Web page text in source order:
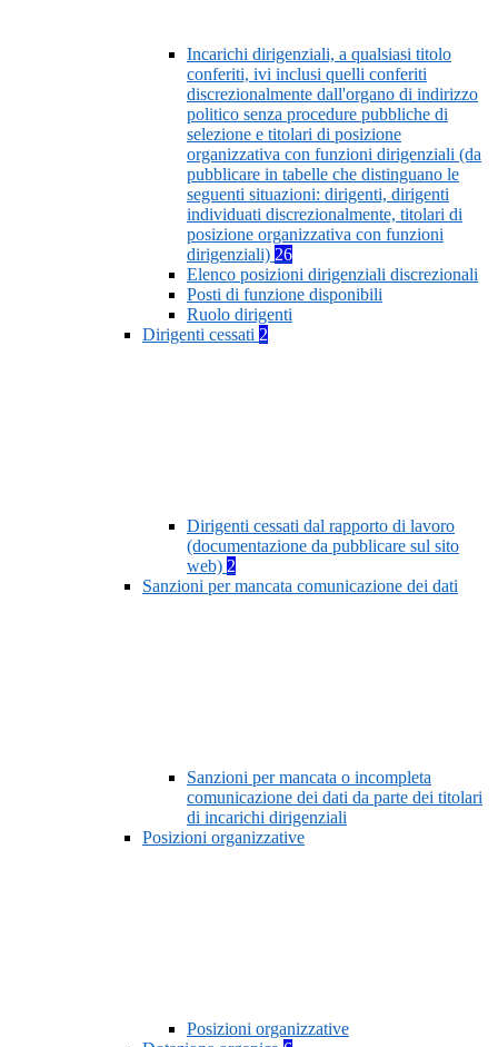
Incarichi dirigenziali, a qualsiasi titolo
conferiti, ivi inclusi quelli conferiti
discrezionalmente dall'organo di indirizzo
politico senza procedure pubbliche di
selezione e titolari di posizione
organizzativa con funzioni dirigenziali (da
pubblicare in tabelle che distinguano le
seguenti situazioni: dirigenti, dirigenti
individuati discrezionalmente, titolari di
posizione organizzativa con funzioni
dirigenziali) 26
Elenco posizioni dirigenziali discrezionali
Posti di funzione disponibili
Ruolo dirigenti
Dirigenti cessati 2
Dirigenti cessati dal rapporto di lavoro
(documentazione da pubblicare sul sito
web) 2
Sanzioni per mancata comunicazione dei dati
Sanzioni per mancata o incompleta
comunicazione dei dati da parte dei titolari
di incarichi dirigenziali
Posizioni organizzative
Posizioni organizzative